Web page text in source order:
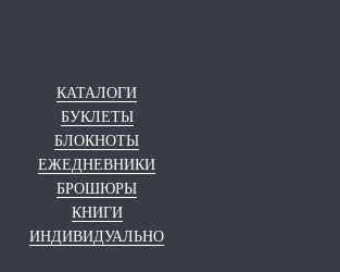
КАТАЛОГИ
БУКЛЕТЫ
БЛОКНОТЫ
ЕЖЕДНЕВНИКИ
БРОШЮРЫ
КНИГИ
ИНДИВИДУАЛЬНО